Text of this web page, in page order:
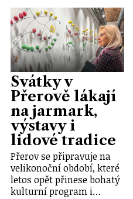
Svátky v
Přerově lákají
na jarmark,
výstavy i
lidové tradice
Přerov se připravuje na
velikonoční období, které
letos opět přinese bohatý
kulturní program i…